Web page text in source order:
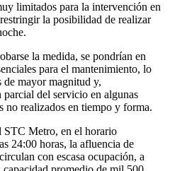
limitados para la intervención en
la posibilidad de realizar
la medida, se pondrían en
para el mantenimiento, lo
de mayor magnitud y,
parcial del servicio en algunas
no realizados en tiempo y forma.
STC Metro, en el horario
24:00 horas, la afluencia de
con escasa ocupación, a